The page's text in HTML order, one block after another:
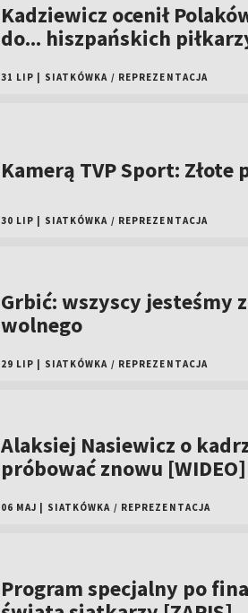
Kadziewicz ocenił
do... hiszpańskich
31 LIP SIATKÓWKA / REPREZENTACJA
Kamerą TVP Sport:
30 LIP SIATKÓWKA / REPREZENTACJA
Grbić: wszyscy jesteśmy
wolnego
29 LIP SIATKÓWKA / REPREZENTACJA
Alaksiej Nasiewicz o
próbować znowu [WIDEO]
06 MAJ SIATKÓWKA / REPREZENTACJA
Program specjalny po